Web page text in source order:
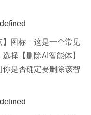
图标，这是一个常见
择【删除AI智能体】
是否确定要删除该智